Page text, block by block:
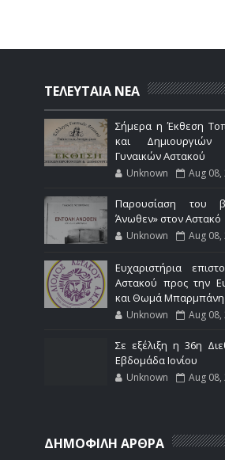
ΤΕΛΕΥΤΑΙΑ ΝΕΑ
Σήμερα η Έκθεση
και
Γυναικών Αστακού
Unknown Aug 08,
Παρουσίαση του
Άνωθεν» στον Αστακό
Unknown Aug 08,
Ευχαριστήρια
Αστακού προς την
και Θωμά Μπαρμπάνη
Unknown Aug 08,
Σε εξέλιξη η 36η
Εβδομάδα Ιονίου
Unknown Aug 08,
ΔΗΜΟΦΙΛΗ ΑΡΘΡΑ